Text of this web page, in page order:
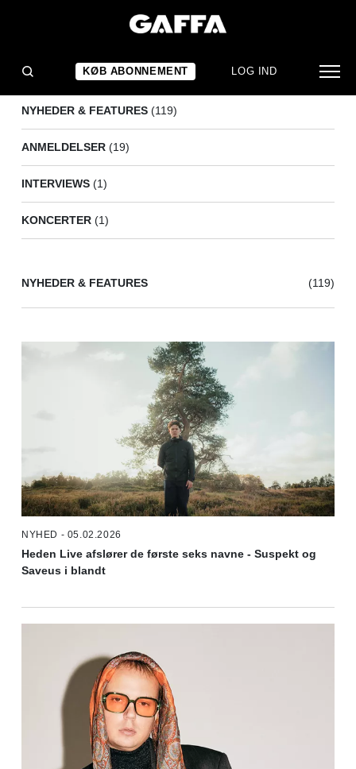
KØB ABONNEMENT LOG IND
NYHEDER & FEATURES (119)
ANMELDELSER (19)
INTERVIEWS (1)
KONCERTER (1)
NYHEDER & FEATURES (119)
NYHED - 05.02.2026
Heden Live afslører de første seks navne - Suspekt og
Saveus i blandt